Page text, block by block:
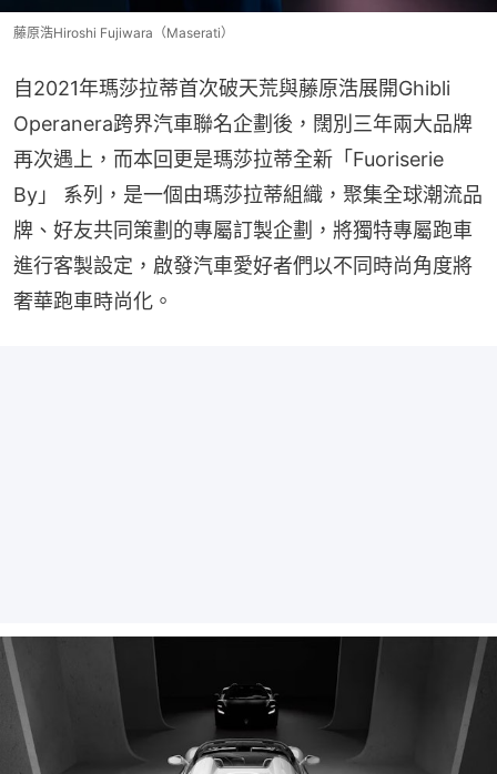
藤原浩Hiroshi Fujiwara（Maserati）
自2021年瑪莎拉蒂首次破天荒與藤原浩展開Ghibli
Operanera跨界汽車聯名企劃後，闊別三年兩大品牌
再次遇上，而本回更是瑪莎拉蒂全新「Fuoriserie
By」 系列，是一個由瑪莎拉蒂組織，聚集全球潮流品
牌、好友共同策劃的專屬訂製企劃，將獨特專屬跑車
進行客製設定，啟發汽車愛好者們以不同時尚角度將
奢華跑車時尚化。